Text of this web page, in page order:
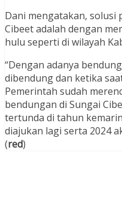
Dani mengatakan, solusi
Cibeet adalah dengan
hulu seperti di wilayah
“Dengan adanya
dibendung dan ketika
Pemerintah sudah
bendungan di Sungai
tertunda di tahun
diajukan lagi serta 2024
(red)